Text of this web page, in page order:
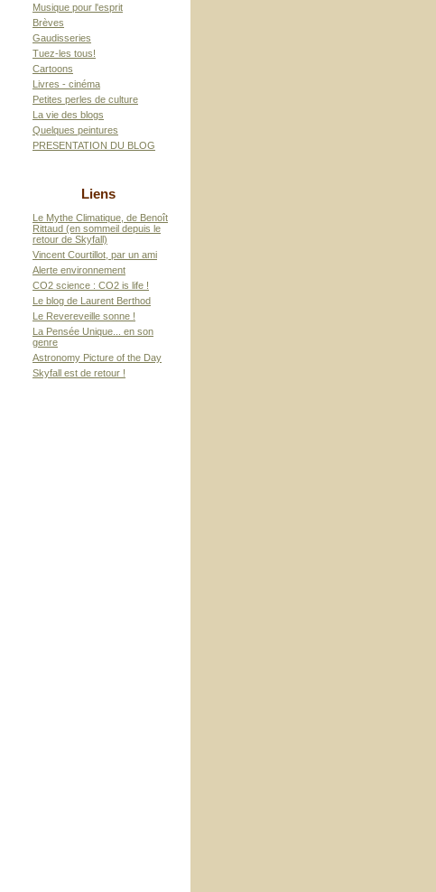
Musique pour l'esprit
Brèves
Gaudisseries
Tuez-les tous!
Cartoons
Livres - cinéma
Petites perles de culture
La vie des blogs
Quelques peintures
PRESENTATION DU BLOG
Liens
Le Mythe Climatique, de Benoît
Rittaud (en sommeil depuis le
retour de Skyfall)
Vincent Courtillot, par un ami
Alerte environnement
CO2 science : CO2 is life !
Le blog de Laurent Berthod
Le Revereveille sonne !
La Pensée Unique... en son
genre
Astronomy Picture of the Day
Skyfall est de retour !